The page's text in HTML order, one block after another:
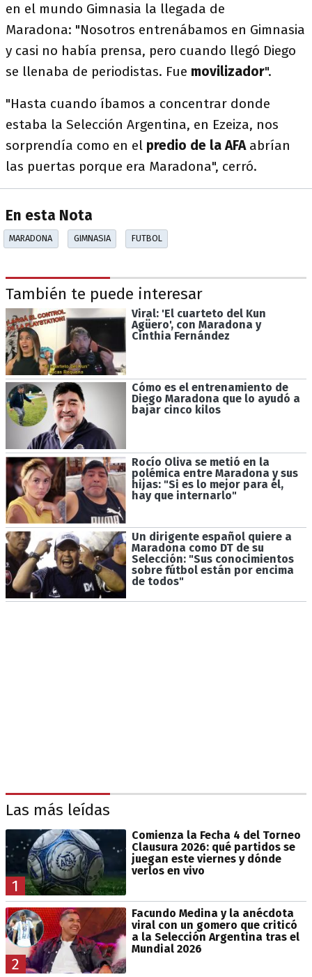
en el mundo Gimnasia la llegada de
Maradona: "Nosotros entrenábamos en Gimnasia
y casi no había prensa, pero cuando llegó Diego
se llenaba de periodistas. Fue movilizador".
"Hasta cuando íbamos a concentrar donde
estaba la Selección Argentina, en Ezeiza, nos
sorprendía como en el predio de la AFAabrían
las puertas porque era Maradona", cerró.
En esta Nota
MARADONA GIMNASIA FUTBOL
También te puede interesar
Viral: 'El cuarteto del Kun
Agüero', con Maradona y
Cinthia Fernández
Cómo es el entrenamiento de
Diego Maradona que lo ayudó a
bajar cinco kilos
Rocío Oliva se metió en la
polémica entre Maradona y sus
hijas: "Si es lo mejor para él,
hay que internarlo"
Un dirigente español quiere a
Maradona como DT de su
Selección: "Sus conocimientos
sobre fútbol están por encima
de todos"
Las más leídas
1
Comienza la Fecha 4 del Torneo
Clausura 2026: qué partidos se
juegan este viernes y dónde
verlos en vivo
2
Facundo Medina y la anécdota
viral con un gomero que criticó
a la Selección Argentina tras el
Mundial 2026